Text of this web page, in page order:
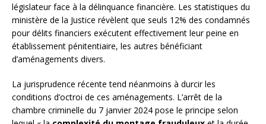
législateur face à la délinquance financière. Les statistiques du
ministère de la Justice révèlent que seuls 12% des condamnés
pour délits financiers exécutent effectivement leur peine en
établissement pénitentiaire, les autres bénéficiant
d’aménagements divers.
La jurisprudence récente tend néanmoins à durcir les
conditions d’octroi de ces aménagements. L’arrêt de la
chambre criminelle du 7 janvier 2024 pose le principe selon